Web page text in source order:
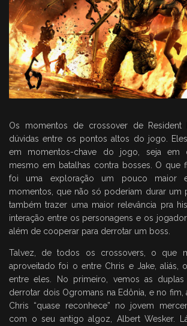
Os momentos de crossover de
dúvidas entre os pontos altos do jogo.
em momentos-chave do jogo, seja em
mesmo em batalhas contra bosses. O que
foi uma exploração um pouco maior
momentos, que não só poderiam durar um
também trazer uma maior relevância pra
interação entre os personagens e os
além de cooperar para derrotar um boss.
Talvez, de todos os crossovers, o que
aproveitado foi o entre Chris e Jake, aliás,
entre eles. No primeiro, vemos as duplas
derrotar dois Ogromans na Edônia, e no fim,
Chris “quase reconhece” no jovem
com o seu antigo algoz, Albert Wesker.